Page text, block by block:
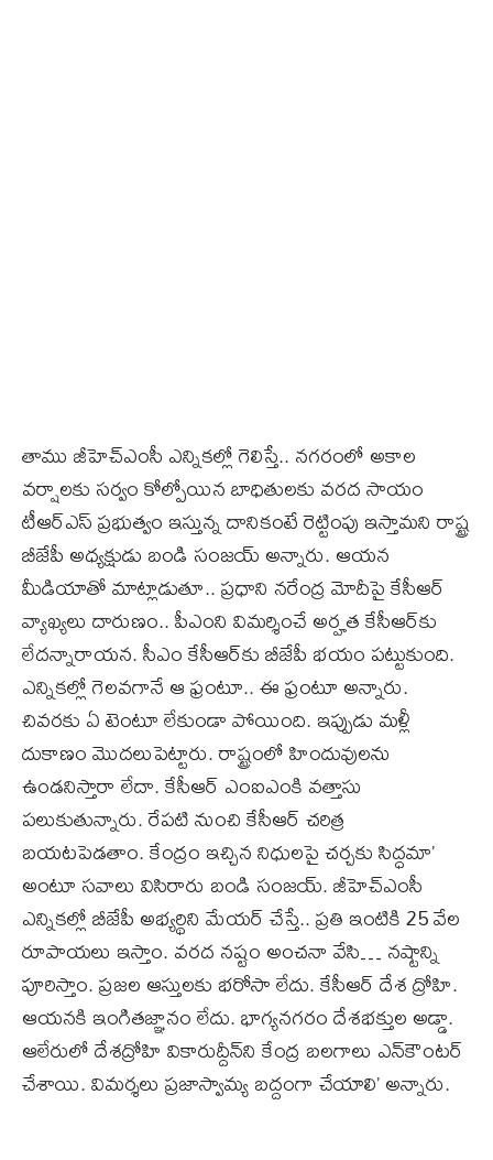
తాము జీహెచ్‌ఎంసీ ఎన్నికల్లో గెలిస్తే.. నగరంలో అకాల
వర్షాలకు సర్వం కోల్పోయిన బాధితులకు వరద సాయం
టీఆర్‌ఎస్‌ ప్రభుత్వం ఇస్తున్న దానికంటే రెట్టింపు ఇస్తామని రాష్ట్ర
బీజేపీ అధ్యక్షుడు బండి సంజయ్‌ అన్నారు. ఆయన
మీడియాతో మాట్లాడుతూ.. ప్రధాని నరేంద్ర మోదీపై కేసీఆర్‌
వ్యాఖ్యలు దారుణం.. పీఎంని విమర్శించే అర్హత కేసీఆర్‌కు
లేదన్నారాయన. సీఎం కేసీఆర్‌కు బీజేపీ భయం పట్టుకుంది.
ఎన్నికల్లో గెలవగానే ఆ ఫ్రంటూ.. ఈ ఫ్రంటూ అన్నారు.
చివరకు ఏ టెంటూ లేకుండా పోయింది. ఇప్పుడు మళ్లీ
దుకాణం మొదలుపెట్టారు. రాష్ట్రంలో హిందువులను
ఉండనిస్తారా లేదా. కేసీఆర్‌ ఎంఐఎంకి వత్తాసు
పలుకుతున్నారు. రేపటి నుంచి కేసీఆర్‌ చరిత్ర
బయటపెడతాం. కేంద్రం ఇచ్చిన నిధులపై చర్చకు సిద్ధమా’
అంటూ సవాలు విసిరారు బండి సంజయ్‌. జీహెచ్‌ఎంసీ
ఎన్నికల్లో బీజేపీ అభ్యర్థిని మేయర్ చేస్తే.. ప్రతి ఇంటికి 25 వేల
రూపాయలు ఇస్తాం. వరద నష్టం అంచనా వేసి… నష్టాన్ని
పూరిస్తాం. ప్రజల ఆస్తులకు భరోసా లేదు. కేసీఆర్ దేశ ద్రోహి.
ఆయనకి ఇంగితజ్ఞానం లేదు. భాగ్యనగరం దేశభక్తుల అడ్డా.
ఆలేరులో దేశద్రోహి వికారుద్దీన్‌ని కేంద్ర బలగాలు ఎన్‌కౌంటర్
చేశాయి. విమర్శలు ప్రజాస్వామ్య బద్దంగా చేయాలి’ అన్నారు.